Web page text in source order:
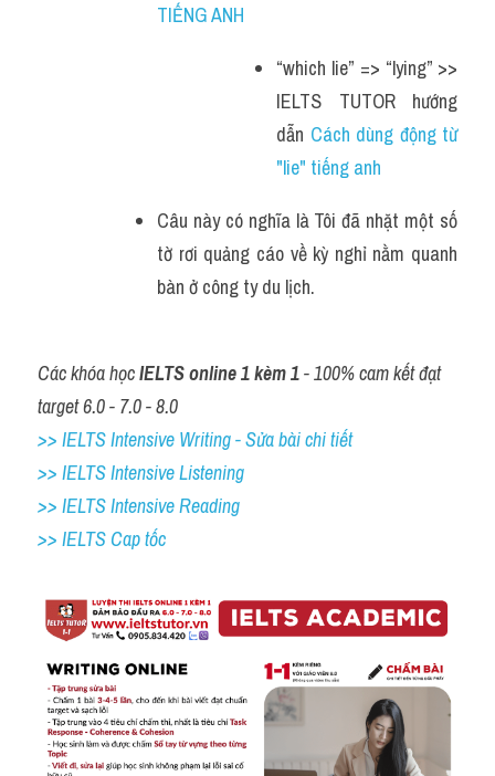
TIẾNG ANH
“which lie” => “lying” >>
IELTS TUTOR hướng
dẫn Cách dùng động từ
"lie" tiếng anh
Câu này có nghĩa là Tôi đã nhặt một số
tờ rơi quảng cáo về kỳ nghỉ nằm quanh
bàn ở công ty du lịch.
Các khóa học IELTS online 1 kèm 1 - 100% cam kết đạt
target 6.0 - 7.0 - 8.0
>> IELTS Intensive Writing - Sửa bài chi tiết
>> IELTS Intensive Listening
>> IELTS Intensive Reading
>> IELTS Cap tốc